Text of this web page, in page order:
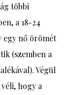
többi
a 18-24
egy nő örömét
(szemben a
Végül
hogy a